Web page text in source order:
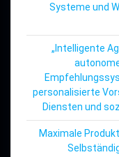
Systeme und
„Intelligente
personalisierte
Diensten und
Maximale